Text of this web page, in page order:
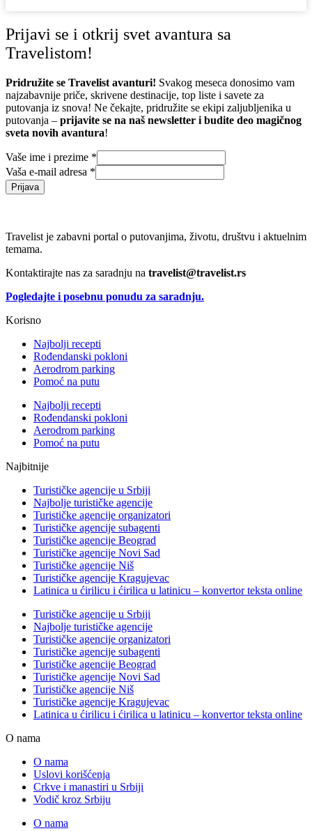
Prijavi se i otkrij svet avantura sa
Travelistom!
Pridružite se Travelist avanturi! Svakog meseca donosimo vam
najzabavnije priče, skrivene destinacije, top liste i savete za
putovanja iz snova! Ne čekajte, pridružite se ekipi zaljubljenika u
putovanja – prijavite se na naš newsletter i budite deo magičnog
sveta novih avantura!
Vaše ime i prezime *
Vaša e-mail adresa *
Prijava
Travelist je zabavni portal o putovanjima, životu, društvu i aktuelnim
temama.
Kontaktirajte nas za saradnju na travelist@travelist.rs
Pogledajte i posebnu ponudu za saradnju.
Korisno
Najbolji recepti
Rođendanski pokloni
Aerodrom parking
Pomoć na putu
Najbolji recepti
Rođendanski pokloni
Aerodrom parking
Pomoć na putu
Najbitnije
Turističke agencije u Srbiji
Najbolje turističke agencije
Turističke agencije organizatori
Turističke agencije subagenti
Turističke agencije Beograd
Turističke agencije Novi Sad
Turističke agencije Niš
Turističke agencije Kragujevac
Latinica u ćirilicu i ćirilica u latinicu – konvertor teksta online
Turističke agencije u Srbiji
Najbolje turističke agencije
Turističke agencije organizatori
Turističke agencije subagenti
Turističke agencije Beograd
Turističke agencije Novi Sad
Turističke agencije Niš
Turističke agencije Kragujevac
Latinica u ćirilicu i ćirilica u latinicu – konvertor teksta online
O nama
O nama
Uslovi korišćenja
Crkve i manastiri u Srbiji
Vodič kroz Srbiju
O nama